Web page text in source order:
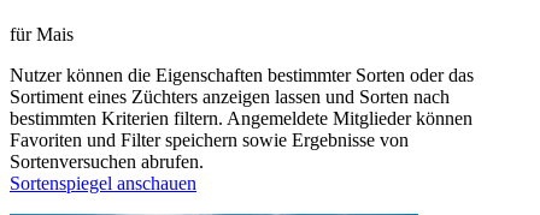
für Mais
Nutzer können die Eigenschaften bestimmter Sorten oder das
Sortiment eines Züchters anzeigen lassen und Sorten nach
bestimmten Kriterien filtern. Angemeldete Mitglieder können
Favoriten und Filter speichern sowie Ergebnisse von
Sortenversuchen abrufen.
Sortenspiegel anschauen